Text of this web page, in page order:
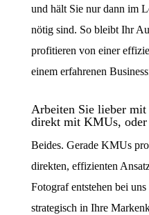
und hält Sie nur dann im
nötig sind. So bleibt Ihr
profitieren von einer
einem erfahrenen
Arbeiten Sie lieber mit
direkt mit KMUs, oder
Beides. Gerade KMUs
direkten, effizienten
Fotografentstehen bei
strategisch in Ihre